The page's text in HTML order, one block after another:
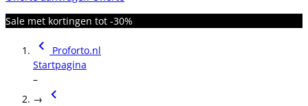
Sale met kortingen tot -30%
Proforto.nl
Startpagina
–
→